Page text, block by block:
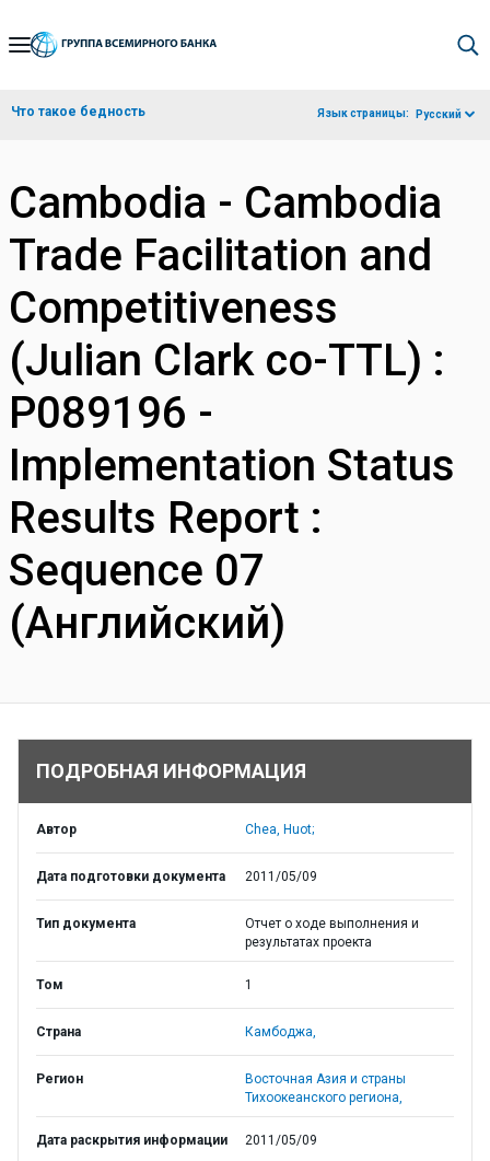
Skip
Navigation
Что такое бедность Язык страницы: Русский
Cambodia - Cambodia
Trade Facilitation and
Competitiveness
(Julian Clark co-TTL) :
P089196 -
Implementation Status
Results Report :
Sequence 07
(Английский)
ПОДРОБНАЯ ИНФОРМАЦИЯ
Автор Chea, Huot;
Дата подготовки документа 2011/05/09
Тип документа
Отчет о ходе выполнения и
результатах проекта
Том 1
Страна Камбоджа,
Регион
Восточная Азия и страны
Тихоокеанского региона,
Дата раскрытия информации 2011/05/09